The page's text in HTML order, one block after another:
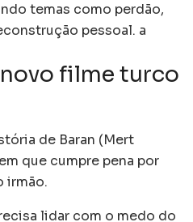
temas como perdão,
pessoal. a
filme turco
de Baran (Mert
que cumpre pena por
irmão.
lidar com o medo do